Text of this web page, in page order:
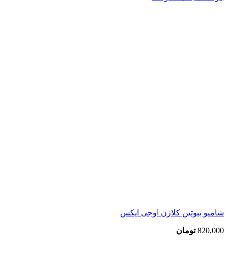
شامپو بیوتین کلاژن اوجی ایکس
820,000 تومان